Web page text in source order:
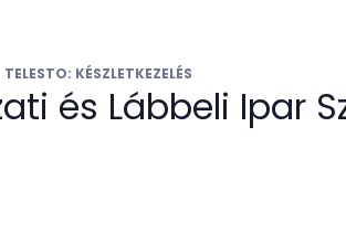
TELESTO: KÉSZLETKEZELÉS
és Lábbeli Ipar